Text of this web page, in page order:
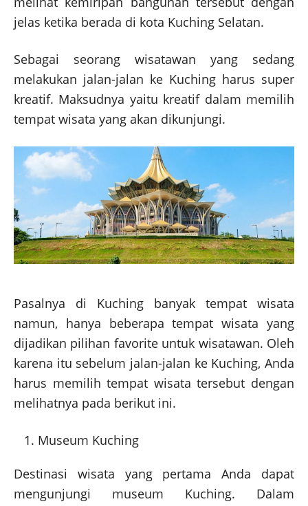
jelas ketika berada di kota Kuching Selatan.
Sebagai seorang wisatawan yang sedang
melakukan jalan-jalan ke Kuching harus super
kreatif. Maksudnya yaitu kreatif dalam memilih
tempat wisata yang akan dikunjungi.
Pasalnya di Kuching banyak tempat wisata
namun, hanya beberapa tempat wisata yang
dijadikan pilihan favorite untuk wisatawan. Oleh
karena itu sebelum jalan-jalan ke Kuching, Anda
harus memilih tempat wisata tersebut dengan
melihatnya pada berikut ini.
Museum Kuching
Destinasi wisata yang pertama Anda dapat
mengunjungi museum Kuching. Dalam